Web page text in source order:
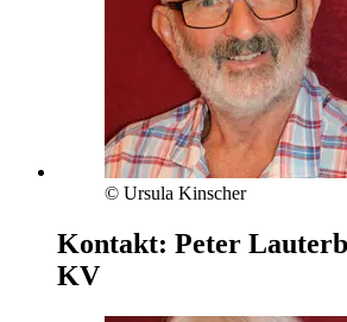
© Ursula Kinscher
Kontakt: Peter
KV